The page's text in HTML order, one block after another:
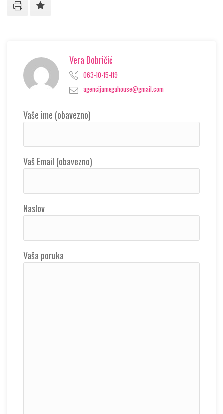
Vera Dobričić
063-10-15-119
agencijamegahouse@gmail.com
Vaše ime (obavezno)
Vaš Email (obavezno)
Naslov
Vaša poruka